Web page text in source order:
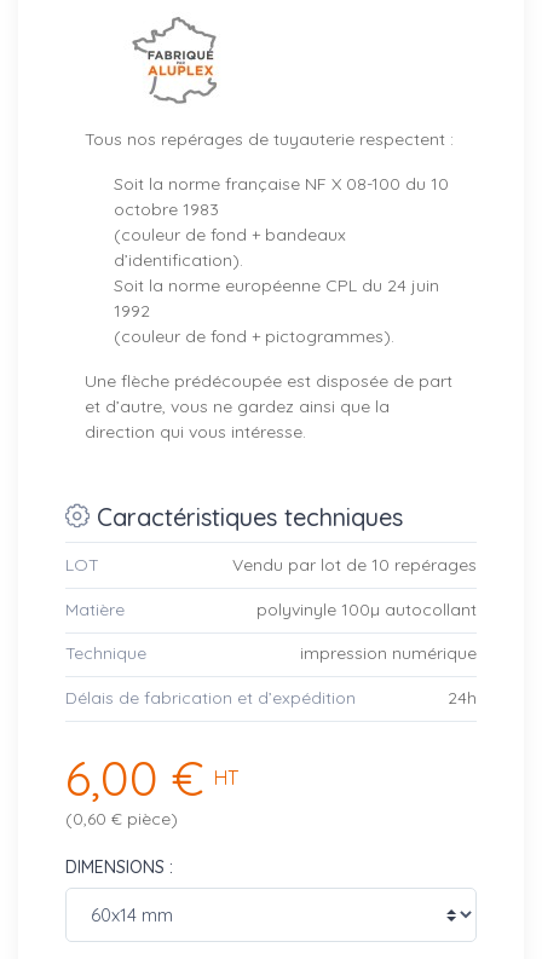
Tous nos repérages de tuyauterie respectent :
Soit la norme française NF X 08-100 du 10
octobre 1983
(couleur de fond + bandeaux
d’identification).
Soit la norme européenne CPL du 24 juin
1992
(couleur de fond + pictogrammes).
Une flèche prédécoupée est disposée de part
et d’autre, vous ne gardez ainsi que la
direction qui vous intéresse.
Caractéristiques techniques
LOT Vendu par lot de 10 repérages
Matière polyvinyle 100µ autocollant
Technique impression numérique
Délais de fabrication et d’expédition 24h
6,00 € HT
(0,60 € pièce)
DIMENSIONS :